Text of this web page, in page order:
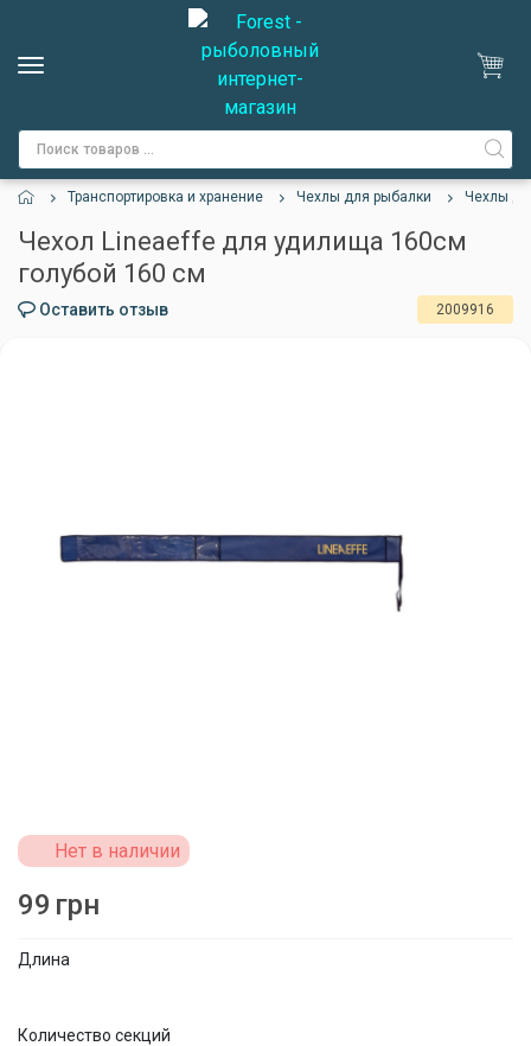
Транспортировка и хранение Чехлы для рыбалки Чехлы
Чехол Lineaeffe для удилища 160см
голубой 160 см
Оставить отзыв 2009916
Длина
Количество секций
Нет в наличии
99 грн